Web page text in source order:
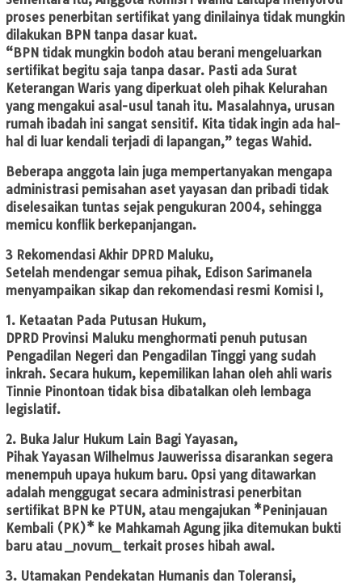
proses penerbitan sertifikat yang dinilainya tidak mungkin
dilakukan BPN tanpa dasar kuat.
“BPN tidak mungkin bodoh atau berani mengeluarkan
sertifikat begitu saja tanpa dasar. Pasti ada Surat
Keterangan Waris yang diperkuat oleh pihak Kelurahan
yang mengakui asal-usul tanah itu. Masalahnya, urusan
rumah ibadah ini sangat sensitif. Kita tidak ingin ada hal-
hal di luar kendali terjadi di lapangan,” tegas Wahid.
Beberapa anggota lain juga mempertanyakan mengapa
administrasi pemisahan aset yayasan dan pribadi tidak
diselesaikan tuntas sejak pengukuran 2004, sehingga
memicu konflik berkepanjangan.
3 Rekomendasi Akhir DPRD Maluku,
Setelah mendengar semua pihak, Edison Sarimanela
menyampaikan sikap dan rekomendasi resmi Komisi I,
1. Ketaatan Pada Putusan Hukum,
DPRD Provinsi Maluku menghormati penuh putusan
Pengadilan Negeri dan Pengadilan Tinggi yang sudah
inkrah. Secara hukum, kepemilikan lahan oleh ahli waris
Tinnie Pinontoan tidak bisa dibatalkan oleh lembaga
legislatif.
2. Buka Jalur Hukum Lain Bagi Yayasan,
Pihak Yayasan Wilhelmus Jauwerissa disarankan segera
menempuh upaya hukum baru. Opsi yang ditawarkan
adalah menggugat secara administrasi penerbitan
sertifikat BPN ke PTUN, atau mengajukan *Peninjauan
Kembali (PK)* ke Mahkamah Agung jika ditemukan bukti
baru atau _novum_ terkait proses hibah awal.
3. Utamakan Pendekatan Humanis dan Toleransi,